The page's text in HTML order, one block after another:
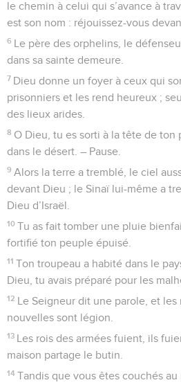
le chemin à celui qui s’avance à
est son nom : réjouissez-vous
6 Le père des orphelins, le
dans sa sainte demeure.
7 Dieu donne un foyer à ceux qui
prisonniers et les rend heureux ;
des lieux arides.
8 O Dieu, tu es sorti à la tête de ton
dans le désert. – Pause.
9 Alors la terre a tremblé, le ciel
devant Dieu ; le Sinaï lui-même a
Dieu d’Israël.
10 Tu as fait tomber une pluie
fortifié ton peuple épuisé.
11 Ton troupeau a habité dans le
Dieu, tu avais préparé pour les
12 Le Seigneur dit une parole, et les
nouvelles sont légion.
13 Les rois des armées fuient, ils
maison partage le butin.
14 Tandis que vous êtes couchés